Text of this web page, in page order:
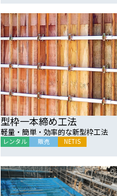
型枠一本締め工法
軽量・簡単・効率的な新型枠工法
レンタル 販売 NETIS